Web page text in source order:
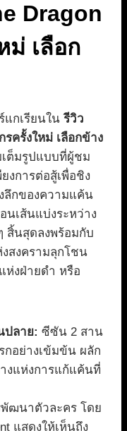
Dragon
ม่ เลือก
แกเรียนในรีวิว
ครั้งใหม่ เลือกข้าง
ต็มรูปแบบที่ผู้ชม
งการต่อสู้เพื่อชิง
ลึกของความแค้น
นเส้นแบ่งระหว่าง
สิ้นสุดลงพร้อมกับ
สงครามลุกโชน
ห่งฝ่ายดำ หรือ
ปลาย: ซีซัน 2 สาน
อย่างเข้มข้น ผลัก
งแห่งการแก้แค้นที่
พัฒนาตัวละคร โดย
แสดงให้เห็นถึง